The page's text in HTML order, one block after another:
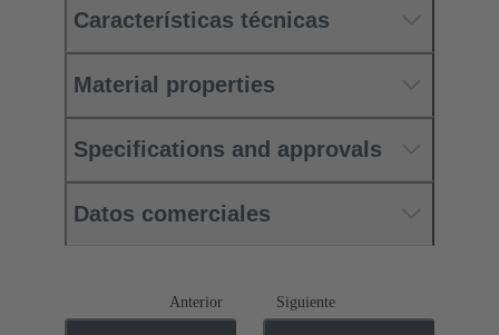
Características técnicas
Material properties
Specifications and approvals
Datos comerciales
Anterior Siguiente